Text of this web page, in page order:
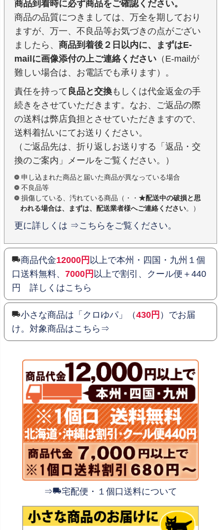
商品到着時に必ず商品をご確認ください。
商品の品質につきましては、万全を期しており
ますが、万一、不良品等お気づきの点がござい
ましたら、 商品到着後２日以内に、まずはE-
mailに画像添付の上ご連絡ください （E-mailが
難しい場合は、お電話でも承ります）。
責任を持って 良品と交換もしくは代金返金の手
続きをさせていただきます。なお、ご返品の際
の送料は弊店負担とさせていただきますので、
送料着払いにてお送りください。
（ご返品先は、折り返しお送りする「返品・交
換のご案内」メールをご覧ください。）
申し込まれた商品と届いた商品が異なっている場合
不良品等
損傷している、汚れている商品（・・ ★配送中の破損と思
われる場合は、まずは、配送業者様へご連絡ください。）
更に詳しくは ⇒こちらをご覧ください。
商品代金12000円 以上で本州・四国・九州１個
口送料無料、 7000円 以上で割引、クール便＋440
円 詳しくはこちら
小さな商品は「クロゆパ」（430円 ）でお届
け。対象商品はこちら⇒
⇒ 宅配便・１個口送料について